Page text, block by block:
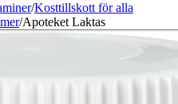
/Kosttillskott för alla
/Apoteket Laktas